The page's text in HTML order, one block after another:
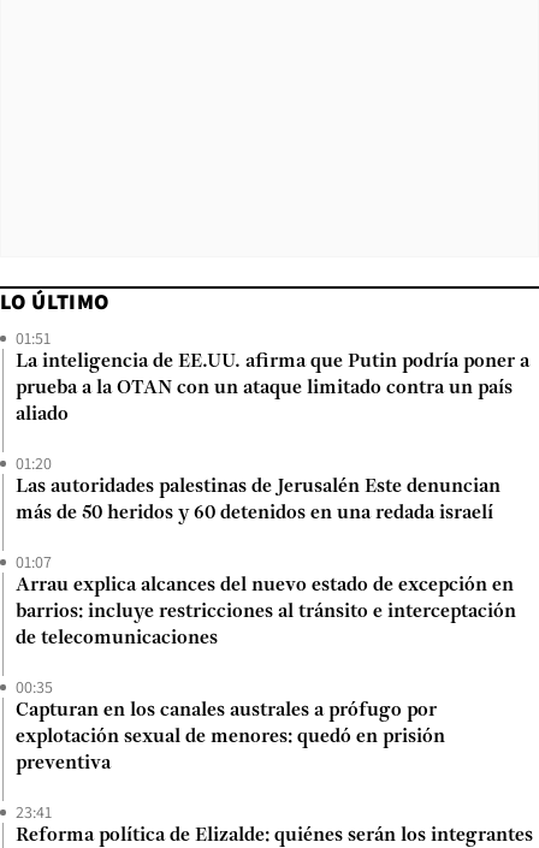
LO ÚLTIMO
01:51
La inteligencia de EE.UU. afirma que Putin podría poner a
prueba a la OTAN con un ataque limitado contra un país
aliado
01:20
Las autoridades palestinas de Jerusalén Este denuncian
más de 50 heridos y 60 detenidos en una redada israelí
01:07
Arrau explica alcances del nuevo estado de excepción en
barrios: incluye restricciones al tránsito e interceptación
de telecomunicaciones
00:35
Capturan en los canales australes a prófugo por
explotación sexual de menores: quedó en prisión
preventiva
23:41
Reforma política de Elizalde: quiénes serán los integrantes